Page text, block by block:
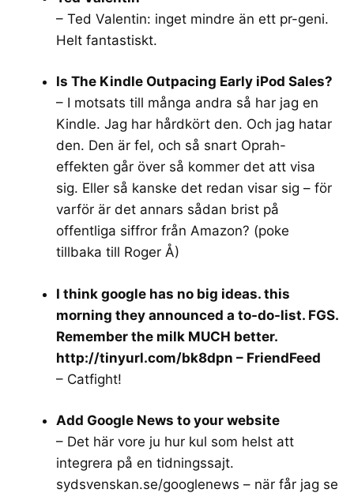
– Ted Valentin: inget mindre än ett pr-geni.
Helt fantastiskt.
Is The Kindle Outpacing Early iPod Sales?
– I motsats till många andra så har jag en
Kindle. Jag har hårdkört den. Och jag hatar
den. Den är fel, och så snart Oprah-
effekten går över så kommer det att visa
sig. Eller så kanske det redan visar sig – för
varför är det annars sådan brist på
offentliga siffror från Amazon? (poke
tillbaka till Roger Å)
I think google has no big ideas. this
morning they announced a to-do-list. FGS.
Remember the milk MUCH better.
http://tinyurl.com/bk8dpn – FriendFeed
– Catfight!
Add Google News to your website
– Det här vore ju hur kul som helst att
integrera på en tidningssajt.
sydsvenskan.se/googlenews – när får jag se